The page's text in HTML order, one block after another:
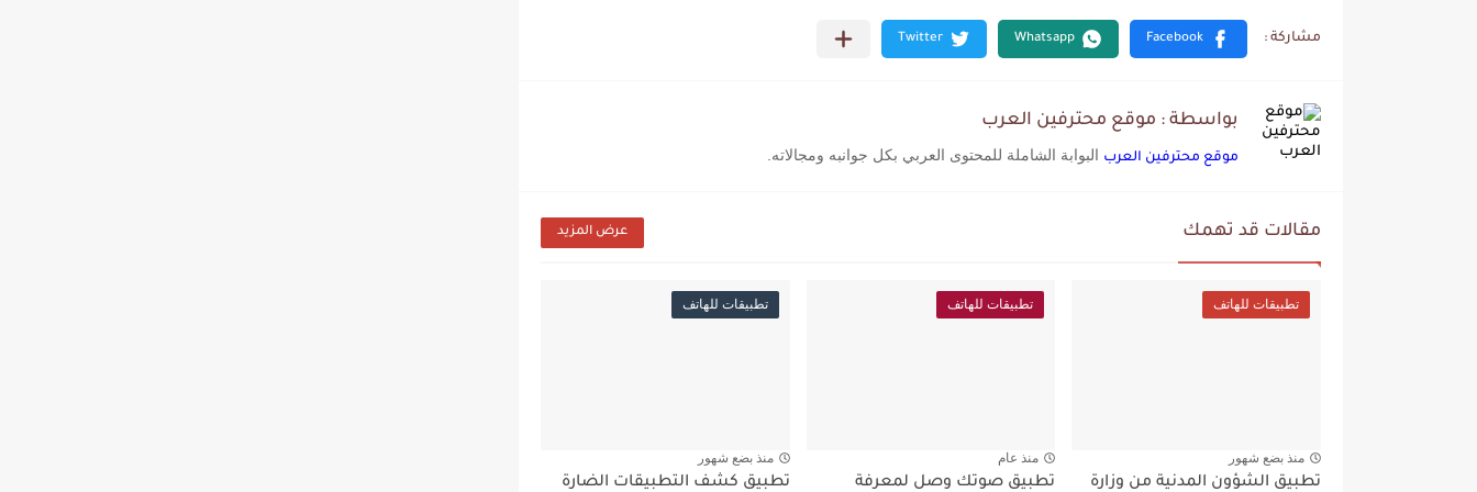
بواسطة : موقع محترفين العرب
موقع محترفين العرب البوابة الشاملة للمحتوى العربي بكل جوانبه ومجالاته.
مقالات قد تهمك عرض المزيد
تطبيقات للهاتف
منذ بضع شهور
تطبيق الشؤون المدنية من وزارة
تطبيقات للهاتف
منذ عام
تطبيق صوتك وصل لمعرفة
تطبيقات للهاتف
منذ بضع شهور
تطبيق كشف التطبيقات الضارة